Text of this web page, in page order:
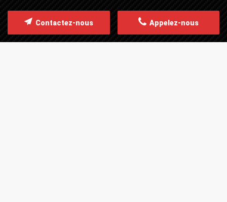
Appelez-nous
Contactez-nous